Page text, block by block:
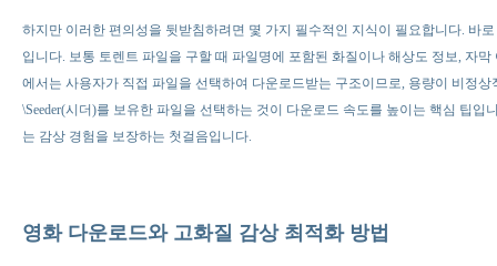
하지만 이러한 편의성을 뒷받침하려면 몇 가지 필수적인 지식이 필요합니다. 바
입니다. 보통 토렌트 파일을 구할 때 파일명에 포함된 화질이나 해상도 정보, 자
에서는 사용자가 직접 파일을 선택하여 다운로드받는 구조이므로, 용량이 비정
\Seeder(시더)를 보유한 파일을 선택하는 것이 다운로드 속도를 높이는 핵심 팁입
는 감상 경험을 보장하는 첫걸음입니다.
영화 다운로드와 고화질 감상 최적화 방법